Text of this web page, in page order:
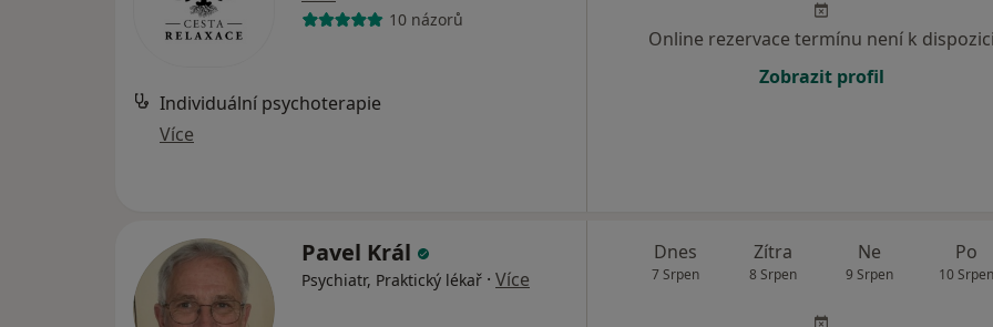
10 názorů
Individuální psychoterapie
Více
Online rezervace termínu není k dispozici
Zobrazit profil
Pavel Král
Psychiatr, Praktický lékař · Více
Dnes
7 Srpen
Zítra
8 Srpen
Ne
9 Srpen
Po
10 Srpen